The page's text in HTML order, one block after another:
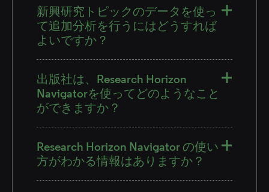
新興研究トピックのデータを使っ
て追加分析を行うにはどうすれば
よいですか？
出版社は、Research Horizon
Navigatorを使ってどのようなこと
ができますか？
Research Horizon Navigator の使い
方がわかる情報はありますか？